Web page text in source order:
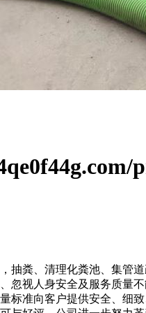
、清理化粪池、集管道
忽视人身安全及服务质量
标准向客户提供安全、